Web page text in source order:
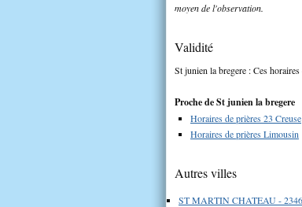
moyen de l'observation.
Validité
St junien la bregere : Ces
Proche de St junien la bregere
Horaires de prières 23 Creuse
Horaires de prières Limousin
Autres villes
ST MARTIN CHATEAU -